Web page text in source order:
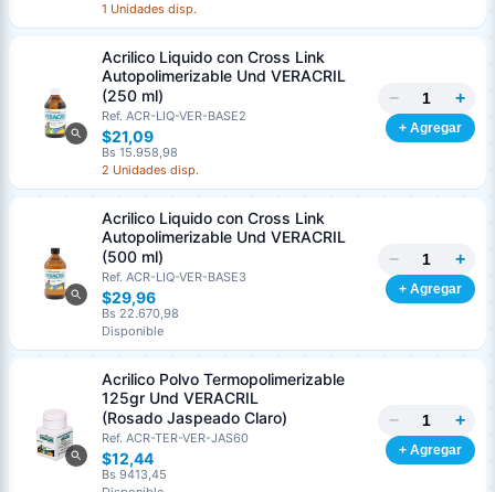
1 Unidades disp.
Acrilico Liquido con Cross Link
Autopolimerizable Und VERACRIL
(250 ml)
Ref. ACR-LIQ-VER-BASE2
$21,09
Bs 15.958,98
2 Unidades disp.
− +
+ Agregar
Acrilico Liquido con Cross Link
Autopolimerizable Und VERACRIL
(500 ml)
Ref. ACR-LIQ-VER-BASE3
$29,96
Bs 22.670,98
Disponible
− +
+ Agregar
Acrilico Polvo Termopolimerizable
125gr Und VERACRIL
(Rosado Jaspeado Claro)
Ref. ACR-TER-VER-JAS60
$12,44
Bs 9413,45
− +
+ Agregar